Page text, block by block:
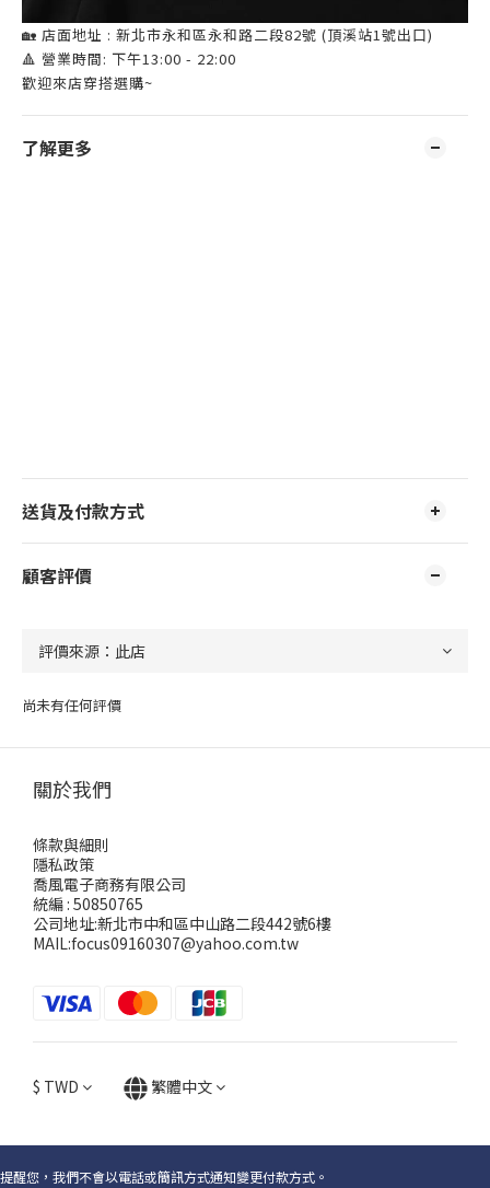
🏡 店面地址 : 新北市永和區永和路二段82號 (頂溪站1號出口)
🔺 營業時間: 下午13:00 - 22:00
歡迎來店穿搭選購~
了解更多
送貨及付款方式
顧客評價
尚未有任何評價
關於我們
條款與細則
隱私政策
喬風電子商務有限公司
統編 : 50850765
公司地址:新北市中和區中山路二段442號6樓
MAIL:focus09160307@yahoo.com.tw
$ TWD 繁體中文
提醒您，我們不會以電話或簡訊方式通知變更付款方式。